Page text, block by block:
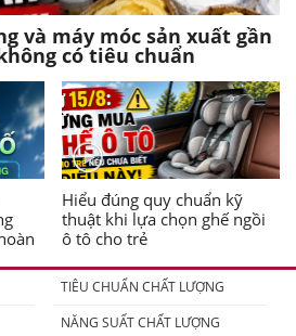
và máy móc sản xuất gần
có tiêu chuẩn
Hiểu đúng quy chuẩn kỹ
thuật khi lựa chọn ghế ngồi
ô tô cho trẻ
TIÊU CHUẨN CHẤT LƯỢNG
NĂNG SUẤT CHẤT LƯỢNG